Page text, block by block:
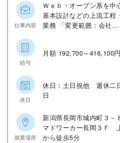
仕事内容
Ｗｅｂ・オープン系を中
基本設計などの上流工程
業務 「変更範囲：会社...
給与
月額 192,700～416,100
休日
休日：土日祝他 週休二
日
就業場所
新潟県長岡市城内町３
マドワーカー長岡３Ｆ
から徒歩5分